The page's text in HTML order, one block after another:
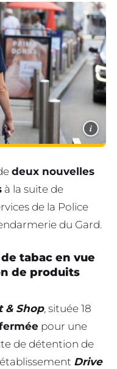
i
deux nouvelles
à la suite de
de la Police
du Gard.
tabac en vue
de produits
& Shop, située 18
pour une
de détention de
Drive